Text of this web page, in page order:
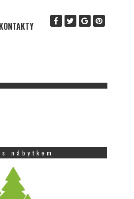
KONTAKTY
nábytkem